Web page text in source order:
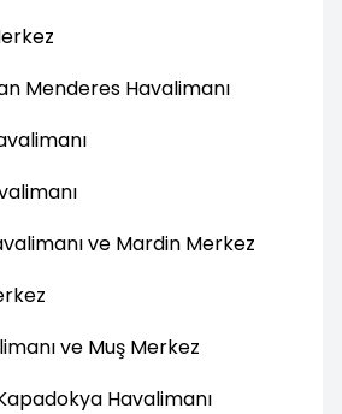
Menderes Havalimanı
ve Mardin Merkez
ve Muş Merkez
Havalimanı